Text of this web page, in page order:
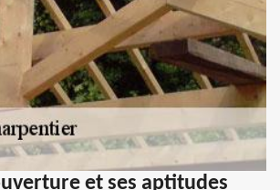
et ses aptitudes